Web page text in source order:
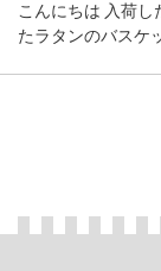
こんにちは 入荷し
たラタンのバスケ